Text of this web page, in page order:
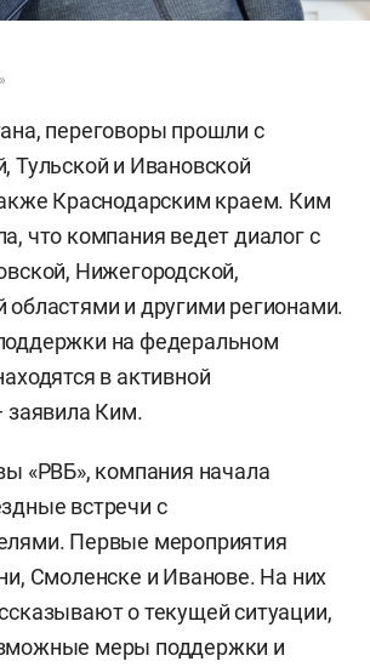
переговоры прошли с
Тульской и Ивановской
Краснодарским краем. Ким
что компания ведет диалог с
Нижегородской,
областями и другими регионами.
на федеральном
в активной
заявила Ким.
«РВБ», компания начала
встречи с
Первые мероприятия
Смоленске и Иванове. На них
о текущей ситуации,
меры поддержки и